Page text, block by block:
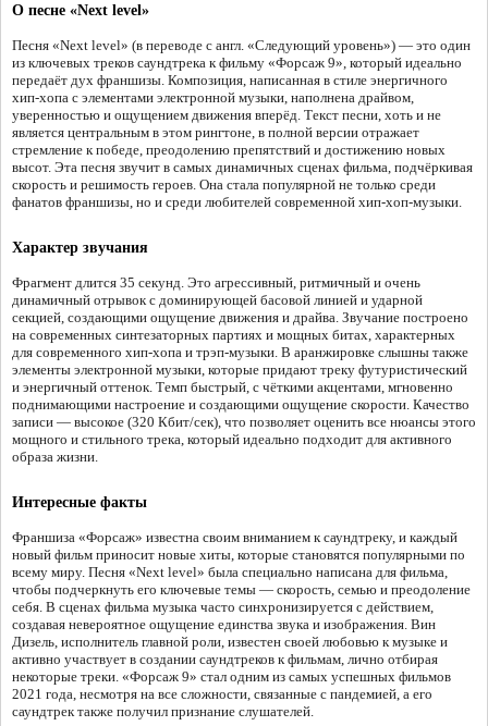
О песне «Next level»
Песня «Next level» (в переводе с англ. «Следующий уровень») — это один
из ключевых треков саундтрека к фильму «Форсаж 9», который идеально
передаёт дух франшизы. Композиция, написанная в стиле энергичного
хип-хопа с элементами электронной музыки, наполнена драйвом,
уверенностью и ощущением движения вперёд. Текст песни, хоть и не
является центральным в этом рингтоне, в полной версии отражает
стремление к победе, преодолению препятствий и достижению новых
высот. Эта песня звучит в самых динамичных сценах фильма, подчёркивая
скорость и решимость героев. Она стала популярной не только среди
фанатов франшизы, но и среди любителей современной хип-хоп-музыки.
Характер звучания
Фрагмент длится 35 секунд. Это агрессивный, ритмичный и очень
динамичный отрывок с доминирующей басовой линией и ударной
секцией, создающими ощущение движения и драйва. Звучание построено
на современных синтезаторных партиях и мощных битах, характерных
для современного хип-хопа и трэп-музыки. В аранжировке слышны также
элементы электронной музыки, которые придают треку футуристический
и энергичный оттенок. Темп быстрый, с чёткими акцентами, мгновенно
поднимающими настроение и создающими ощущение скорости. Качество
записи — высокое (320 Кбит/сек), что позволяет оценить все нюансы этого
мощного и стильного трека, который идеально подходит для активного
образа жизни.
Интересные факты
Франшиза «Форсаж» известна своим вниманием к саундтреку, и каждый
новый фильм приносит новые хиты, которые становятся популярными по
всему миру. Песня «Next level» была специально написана для фильма,
чтобы подчеркнуть его ключевые темы — скорость, семью и преодоление
себя. В сценах фильма музыка часто синхронизируется с действием,
создавая невероятное ощущение единства звука и изображения. Вин
Дизель, исполнитель главной роли, известен своей любовью к музыке и
активно участвует в создании саундтреков к фильмам, лично отбирая
некоторые треки. «Форсаж 9» стал одним из самых успешных фильмов
2021 года, несмотря на все сложности, связанные с пандемией, а его
саундтрек также получил признание слушателей.